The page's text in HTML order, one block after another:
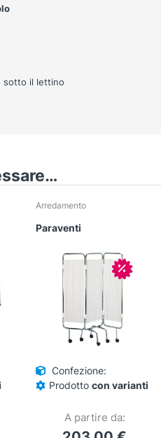
sotto il lettino
Arredamento
Paraventi
In
Confezione:
Prodotto con varianti
A partire da: